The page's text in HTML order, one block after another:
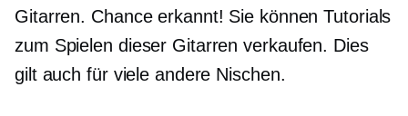
Gitarren. Chance erkannt! Sie können Tutorials
zum Spielen dieser Gitarren verkaufen. Dies
gilt auch für viele andere Nischen.